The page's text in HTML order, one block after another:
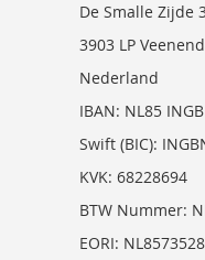
De Smalle Zijde
3903 LP
Nederland
IBAN: NL85
Swift (BIC):
KVK: 68228694
BTW Nummer:
EORI: